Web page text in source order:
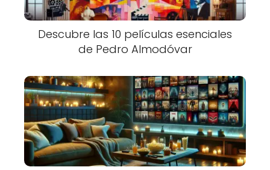
Descubre las 10 películas esenciales
de Pedro Almodóvar